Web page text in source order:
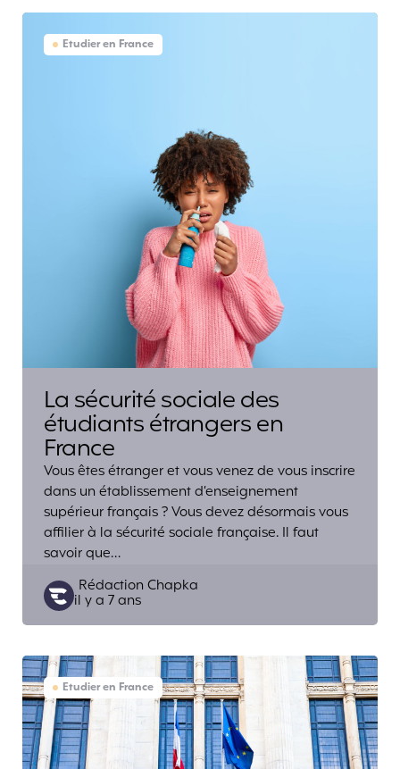
Etudier en France
La sécurité sociale des
étudiants étrangers en
France
Vous êtes étranger et vous venez de vous inscrire
dans un établissement d’enseignement
supérieur français ? Vous devez désormais vous
affilier à la sécurité sociale française. Il faut
savoir que…
Posted
by
Rédaction Chapka
il y a 7 ans
Etudier en France